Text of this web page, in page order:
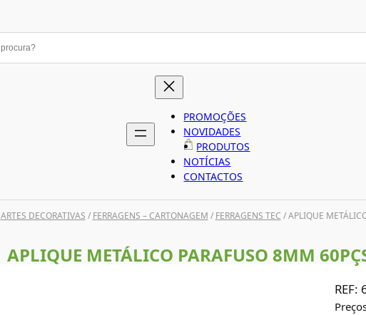
PROMOÇÕES
NOVIDADES
PRODUTOS
NOTÍCIAS
CONTACTOS
ARTES DECORATIVAS / FERRAGENS – CARTONAGEM / FERRAGENS TEC / APLIQUE
APLIQUE METÁLICO PARAFUSO 8MM
REF: